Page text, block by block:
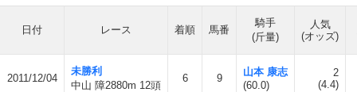
日付 レース 着順 馬番
騎手
(斤量)
人気
(オッズ)
2011/12/04
未勝利
中山 障2880m 12頭
6 9
山本 康志
(60.0)
2
(4.4)